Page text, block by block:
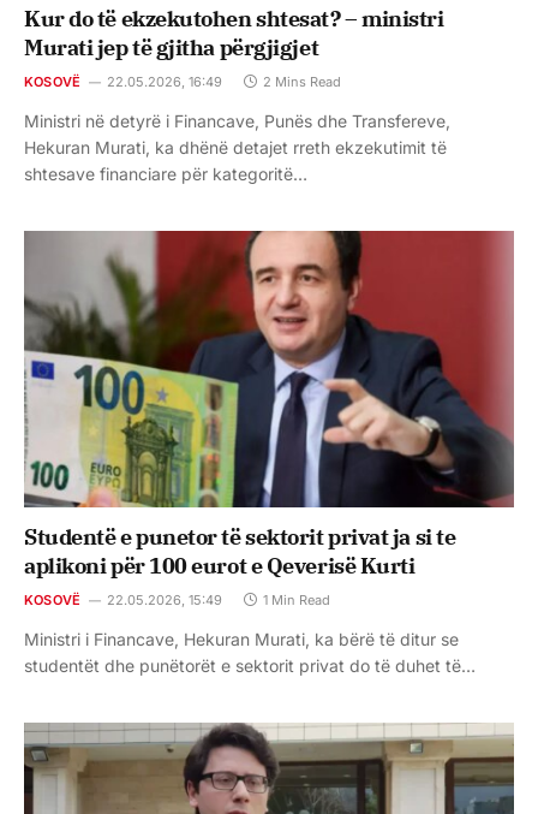
Kur do të ekzekutohen shtesat? – ministri
Murati jep të gjitha përgjigjet
KOSOVË 22.05.2026, 16:49 2 Mins Read
Ministri në detyrë i Financave, Punës dhe Transfereve,
Hekuran Murati, ka dhënë detajet rreth ekzekutimit të
shtesave financiare për kategoritë…
Studentë e punetor të sektorit privat ja si te
aplikoni për 100 eurot e Qeverisë Kurti
KOSOVË 22.05.2026, 15:49 1 Min Read
Ministri i Financave, Hekuran Murati, ka bërë të ditur se
studentët dhe punëtorët e sektorit privat do të duhet të…